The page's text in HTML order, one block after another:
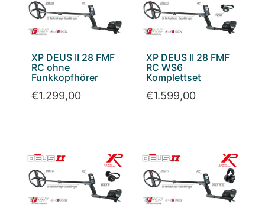
XP DEUS II 28 FMF
RC ohne
Funkkopfhörer
€1.299,00
XP DEUS II 28 FMF
RC WS6
Komplettset
€1.599,00